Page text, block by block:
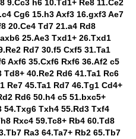
9.Cc3 h6 10.Td1+ Re8 11.Ce2
Cg6 15.h3 Axf3 16.gxf3 Ae7
20.Ce4 Td7 21.a4 Rd8
25.Ae3 Txd1+ 26.Txd1
Rd7 30.f5 Cxf5 31.Ta1
Axf6 35.Cxf6 Rxf6 36.Af2 c5
Td8+ 40.Re2 Rd6 41.Ta1 Rc6
Re7 45.Ta1 Rd7 46.Tg1 Cd4+
Rd6 50.h4 c5 51.bxc5+
54.Txg6 Txh4 55.Rd3 Txf4
Rxc4 59.Tc8+ Rb4 60.Td8
Ra3 64.Ta7+ Rb2 65.Tb7